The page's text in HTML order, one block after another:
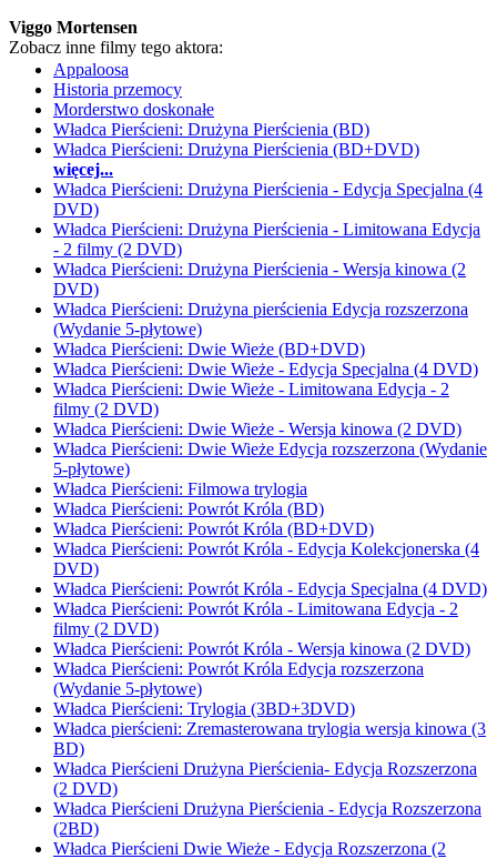
Viggo Mortensen
Zobacz inne filmy tego aktora:
Appaloosa
Historia przemocy
Morderstwo doskonałe
Władca Pierścieni: Drużyna Pierścienia (BD)
Władca Pierścieni: Drużyna Pierścienia (BD+DVD)
więcej...
Władca Pierścieni: Drużyna Pierścienia - Edycja Specjalna (4
DVD)
Władca Pierścieni: Drużyna Pierścienia - Limitowana Edycja
- 2 filmy (2 DVD)
Władca Pierścieni: Drużyna Pierścienia - Wersja kinowa (2
DVD)
Władca Pierścieni: Drużyna pierścienia Edycja rozszerzona
(Wydanie 5-płytowe)
Władca Pierścieni: Dwie Wieże (BD+DVD)
Władca Pierścieni: Dwie Wieże - Edycja Specjalna (4 DVD)
Władca Pierścieni: Dwie Wieże - Limitowana Edycja - 2
filmy (2 DVD)
Władca Pierścieni: Dwie Wieże - Wersja kinowa (2 DVD)
Władca Pierścieni: Dwie Wieże Edycja rozszerzona (Wydanie
5-płytowe)
Władca Pierścieni: Filmowa trylogia
Władca Pierścieni: Powrót Króla (BD)
Władca Pierścieni: Powrót Króla (BD+DVD)
Władca Pierścieni: Powrót Króla - Edycja Kolekcjonerska (4
DVD)
Władca Pierścieni: Powrót Króla - Edycja Specjalna (4 DVD)
Władca Pierścieni: Powrót Króla - Limitowana Edycja - 2
filmy (2 DVD)
Władca Pierścieni: Powrót Króla - Wersja kinowa (2 DVD)
Władca Pierścieni: Powrót Króla Edycja rozszerzona
(Wydanie 5-płytowe)
Władca Pierścieni: Trylogia (3BD+3DVD)
Władca pierścieni: Zremasterowana trylogia wersja kinowa (3
BD)
Władca Pierścieni Drużyna Pierścienia- Edycja Rozszerzona
(2 DVD)
Władca Pierścieni Drużyna Pierścienia - Edycja Rozszerzona
(2BD)
Władca Pierścieni Dwie Wieże - Edycja Rozszerzona (2